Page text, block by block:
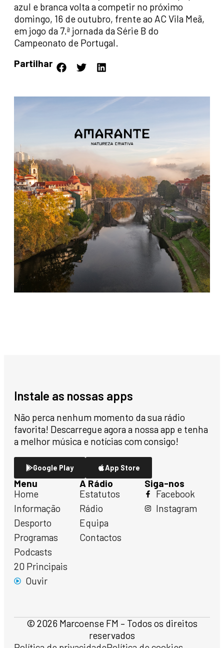
azul e branca volta a competir no próximo
domingo, 16 de outubro, frente ao AC Vila Meã,
em jogo da 7.ª jornada da Série B do
Campeonato de Portugal.
Partilhar
Instale as nossas apps
Não perca nenhum momento da sua rádio
favorita! Descarregue agora a nossa app e tenha
a melhor música e notícias com consigo!
Google Play App Store
Menu
Home
Informação
Desporto
Programas
Podcasts
20 Principais
Ouvir
A Rádio
Estatutos
Rádio
Equipa
Contactos
Siga-nos
Facebook
Instagram
© 2026 Marcoense FM – Todos os direitos
reservados